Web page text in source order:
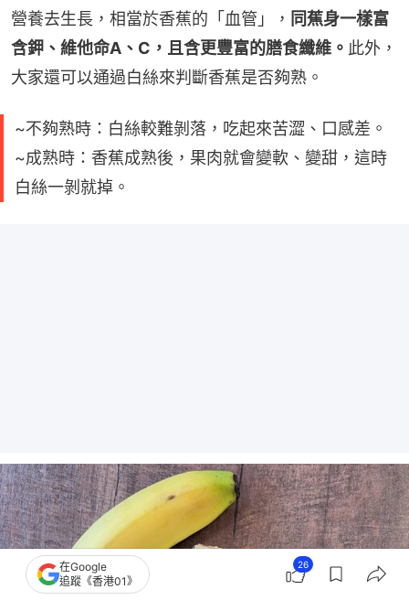
營養去生長，相當於香蕉的「血管」， 同蕉身一樣富
含鉀、維他命A、C，且含更豐富的膳食纖維。 此外，
大家還可以通過白絲來判斷香蕉是否夠熟。
~不夠熟時：白絲較難剝落，吃起來苦澀、口感差。
~成熟時：香蕉成熟後，果肉就會變軟、變甜，這時
白絲一剝就掉。
在Google
追蹤《香港01》
26